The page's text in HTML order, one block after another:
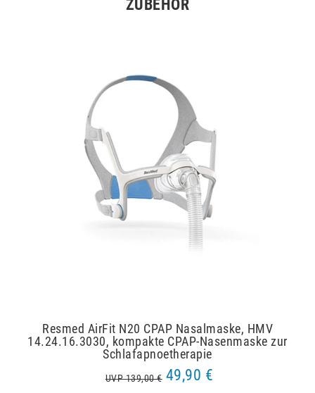
ZUBEHÖR
Resmed AirFit N20 CPAP Nasalmaske, HMV
14.24.16.3030, kompakte CPAP-Nasenmaske zur
Schlafapnoetherapie
UVP 139,00 € 49,90 €